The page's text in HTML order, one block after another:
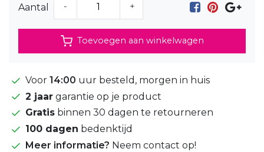
Aantal - +
Toevoegen aan winkelwagen
Voor 14:00 uur besteld, morgen in huis
2 jaar garantie op je product
Gratis binnen 30 dagen te retourneren
100 dagen bedenktijd
Meer informatie? Neem contact op!